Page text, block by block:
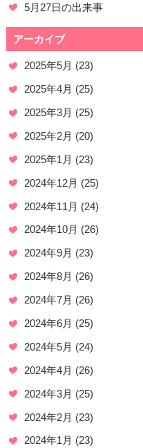
5月27日の出来事
アーカイブ
2025年5月 (23)
2025年4月 (25)
2025年3月 (25)
2025年2月 (20)
2025年1月 (23)
2024年12月 (25)
2024年11月 (24)
2024年10月 (26)
2024年9月 (23)
2024年8月 (26)
2024年7月 (26)
2024年6月 (25)
2024年5月 (24)
2024年4月 (26)
2024年3月 (25)
2024年2月 (23)
2024年1月 (23)